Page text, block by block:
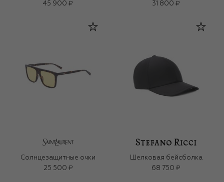
45 900 ₽
31 800 ₽
Солнцезащитные очки
25 500 ₽
Шелковая бейсболка
68 750 ₽